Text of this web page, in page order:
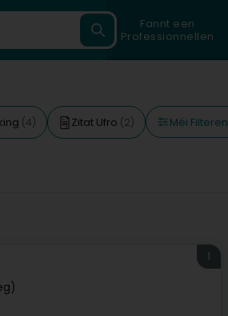
Fannt een
Professionnellen
(4) Zitat Ufro (2) Méi Filteren
1